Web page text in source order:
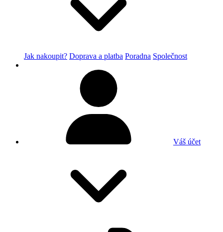
Jak nakoupit? Doprava a platba Poradna Společnost
Váš účet